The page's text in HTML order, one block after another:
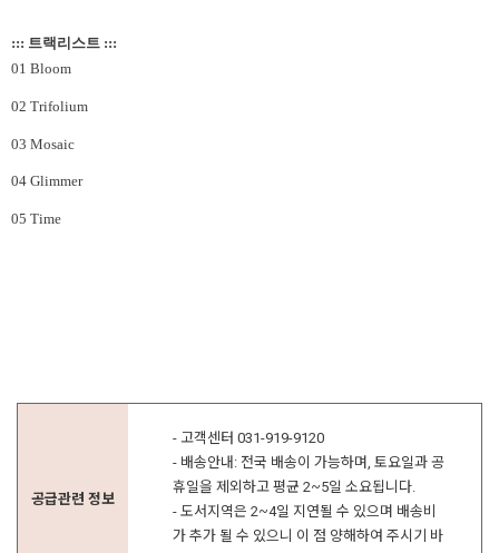
::: 트랙리스트 :::
01 Bloom
02 Trifolium
03 Mosaic
04 Glimmer
05 Time
공급관련 정보
- 고객센터 031-919-9120
- 배송안내: 전국 배송이 가능하며, 토요일과 공
휴일을 제외하고 평균 2~5일 소요됩니다.
- 도서지역은 2~4일 지연될 수 있으며 배송비
가 추가 될 수 있으니 이 점 양해하여 주시기 바